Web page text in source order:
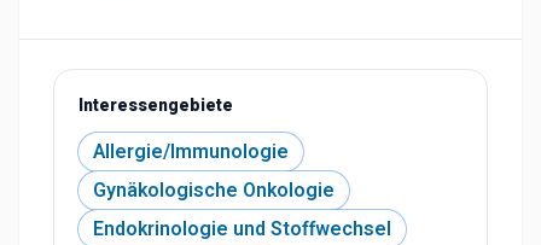
Interessengebiete
Allergie/Immunologie
Gynäkologische Onkologie
Endokrinologie und Stoffwechsel